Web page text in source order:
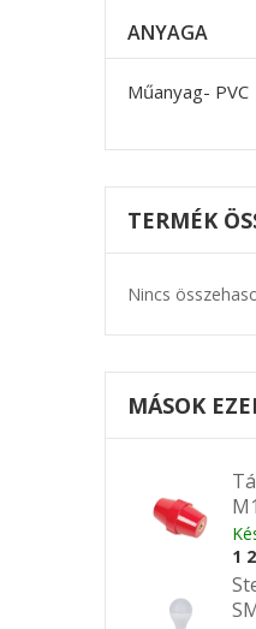
ANYAGA
Műanyag- PVC
TERMÉK
Nincs
MÁSOK
1